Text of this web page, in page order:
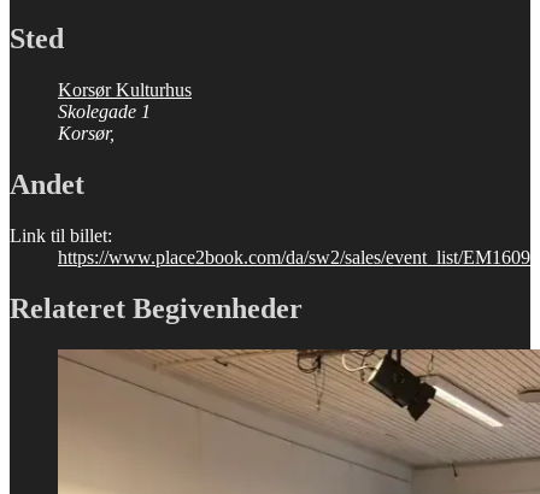
Sted
Korsør Kulturhus
Skolegade 1
Korsør,
Andet
Link til billet:
https://www.place2book.com/da/sw2/sales/event_list/EM1609
Relateret Begivenheder